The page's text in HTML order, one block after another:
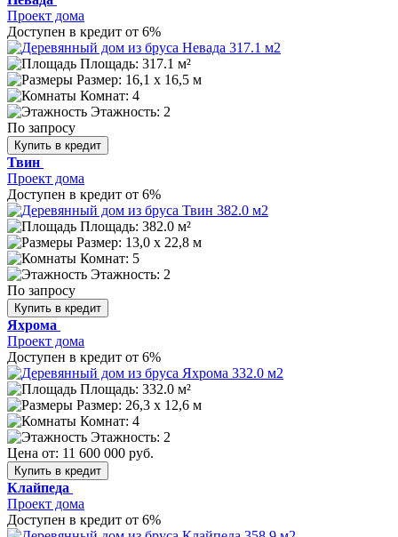
Проект дома
Доступен в кредит от 6%
Площадь: 317.1 м²
Размер: 16,1 х 16,5 м
Комнат: 4
Этажность: 2
По запросу
Купить в кредит
Твин
Проект дома
Доступен в кредит от 6%
Площадь: 382.0 м²
Размер: 13,0 х 22,8 м
Комнат: 5
Этажность: 2
По запросу
Купить в кредит
Яхрома
Проект дома
Доступен в кредит от 6%
Площадь: 332.0 м²
Размер: 26,3 х 12,6 м
Комнат: 4
Этажность: 2
Цена от: 11 600 000 руб.
Купить в кредит
Клайпеда
Проект дома
Доступен в кредит от 6%